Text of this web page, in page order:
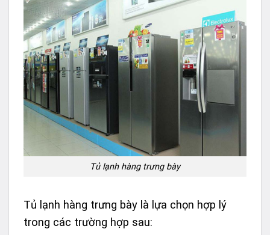
Tủ lạnh hàng trưng bày
Tủ lạnh hàng trưng bày là lựa chọn hợp lý
trong các trường hợp sau: